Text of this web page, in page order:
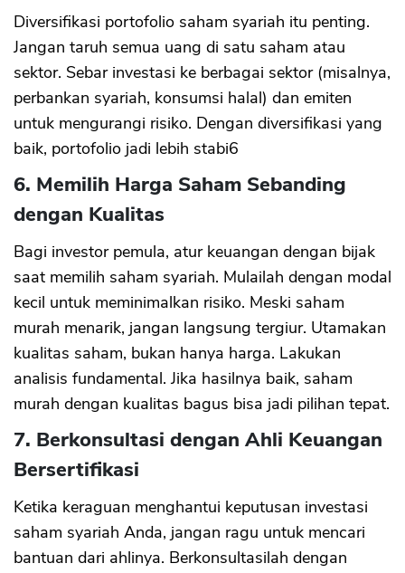
Diversifikasi portofolio saham syariah itu penting.
Jangan taruh semua uang di satu saham atau
sektor. Sebar investasi ke berbagai sektor (misalnya,
perbankan syariah, konsumsi halal) dan emiten
untuk mengurangi risiko. Dengan diversifikasi yang
baik, portofolio jadi lebih stabi6
6. Memilih Harga Saham Sebanding
dengan Kualitas
Bagi investor pemula, atur keuangan dengan bijak
saat memilih saham syariah. Mulailah dengan modal
kecil untuk meminimalkan risiko. Meski saham
murah menarik, jangan langsung tergiur. Utamakan
kualitas saham, bukan hanya harga. Lakukan
analisis fundamental. Jika hasilnya baik, saham
murah dengan kualitas bagus bisa jadi pilihan tepat.
7. Berkonsultasi dengan Ahli Keuangan
Bersertifikasi
Ketika keraguan menghantui keputusan investasi
saham syariah Anda, jangan ragu untuk mencari
bantuan dari ahlinya. Berkonsultasilah dengan